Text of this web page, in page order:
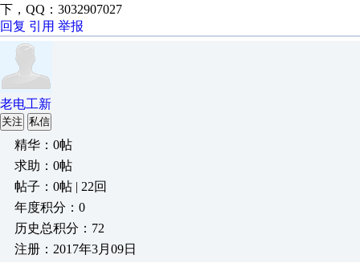
下，QQ：3032907027
回复 引用 举报
老电工新
关注 私信
精华：0帖
求助：0帖
帖子：0帖 | 22回
年度积分：0
历史总积分：72
注册：2017年3月09日